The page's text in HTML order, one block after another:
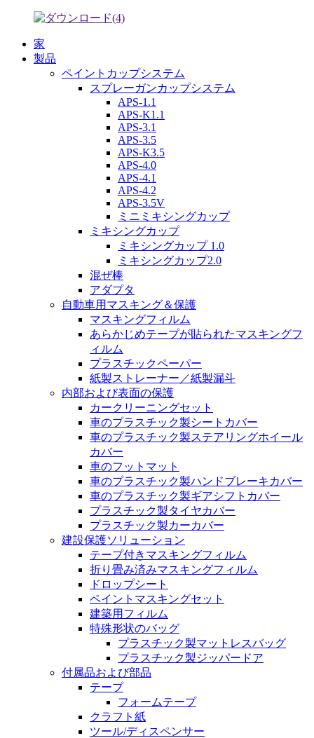
家
製品
ペイントカップシステム
スプレーガンカップシステム
APS-1.1
APS-K1.1
APS-3.1
APS-3.5
APS-K3.5
APS-4.0
APS-4.1
APS-4.2
APS-3.5V
ミニミキシングカップ
ミキシングカップ
ミキシングカップ 1.0
ミキシングカップ2.0
混ぜ棒
アダプタ
自動車用マスキング＆保護
マスキングフィルム
あらかじめテープが貼られたマスキングフ
ィルム
プラスチックペーパー
紙製ストレーナー／紙製漏斗
内部および表面の保護
カークリーニングセット
車のプラスチック製シートカバー
車のプラスチック製ステアリングホイール
カバー
車のフットマット
車のプラスチック製ハンドブレーキカバー
車のプラスチック製ギアシフトカバー
プラスチック製タイヤカバー
プラスチック製カーカバー
建設保護ソリューション
テープ付きマスキングフィルム
折り畳み済みマスキングフィルム
ドロップシート
ペイントマスキングセット
建築用フィルム
特殊形状のバッグ
プラスチック製マットレスバッグ
プラスチック製ジッパードア
付属品および部品
テープ
フォームテープ
クラフト紙
ツール/ディスペンサー